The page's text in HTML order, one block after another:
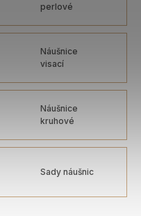
perlové
Náušnice
visací
Náušnice
kruhové
Sady náušnic